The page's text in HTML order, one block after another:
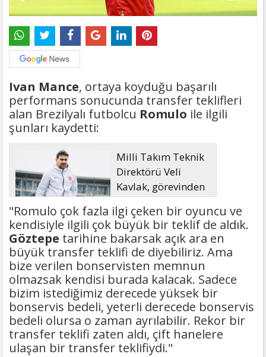
Ivan Mance, ortaya koyduğu başarılı
performans sonucunda transfer teklifleri
alan Brezilyalı futbolcu Romulo ile ilgili
şunları kaydetti:
Milli Takım Teknik
Direktörü Veli
Kavlak, görevinden
ayrıldı
"Romulo çok fazla ilgi çeken bir oyuncu ve
kendisiyle ilgili çok büyük bir teklif de aldık.
Göztepe tarihine bakarsak açık ara en
büyük transfer teklifi de diyebiliriz. Ama
bize verilen bonservisten memnun
olmazsak kendisi burada kalacak. Sadece
bizim istediğimiz derecede yüksek bir
bonservis bedeli, yeterli derecede bonservis
bedeli olursa o zaman ayrılabilir. Rekor bir
transfer teklifi zaten aldı, çift hanelere
ulaşan bir transfer teklifiydi."